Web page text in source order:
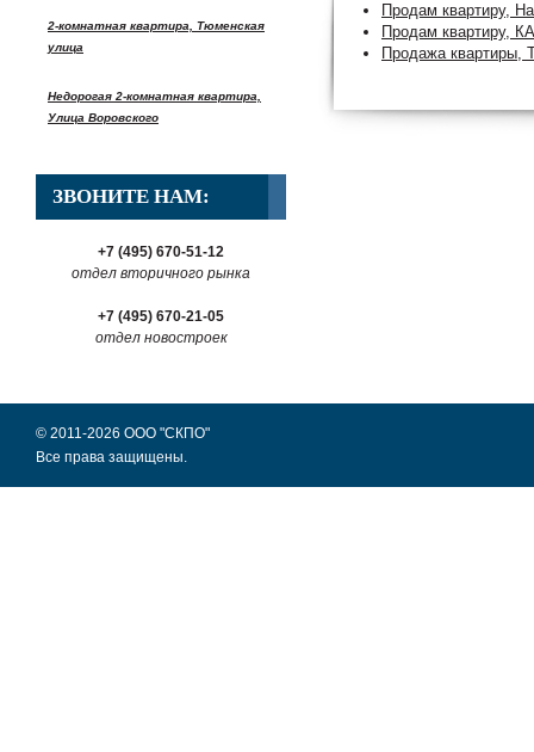
2-комнатная квартира, Тюменская
улица
Недорогая 2-комнатная квартира,
Улица Воровского
ЗВОНИТЕ НАМ:
+7 (495) 670-51-12
отдел вторичного рынка
+7 (495) 670-21-05
отдел новостроек
Продам квартиру,
Продам
Продажа квартиры,
© 2011-2026 ООО "СКПО"
Все права защищены.